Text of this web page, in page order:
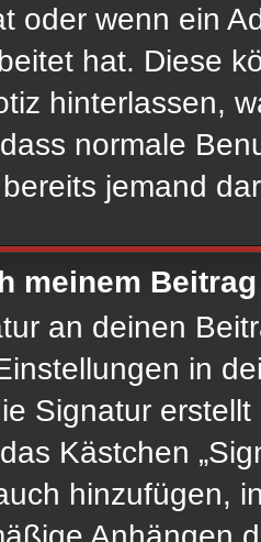
oder wenn ein
hat. Diese
hinterlassen,
normale
jemand
meinem
an deinen
in
Signatur
Kästchen
hinzufügen,